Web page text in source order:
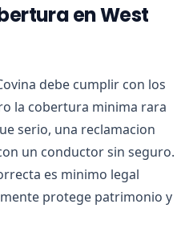
en West
debe cumplir con los
la cobertura minima rara
serio, una reclamacion
un conductor sin seguro.
es minimo legal
protege patrimonio y